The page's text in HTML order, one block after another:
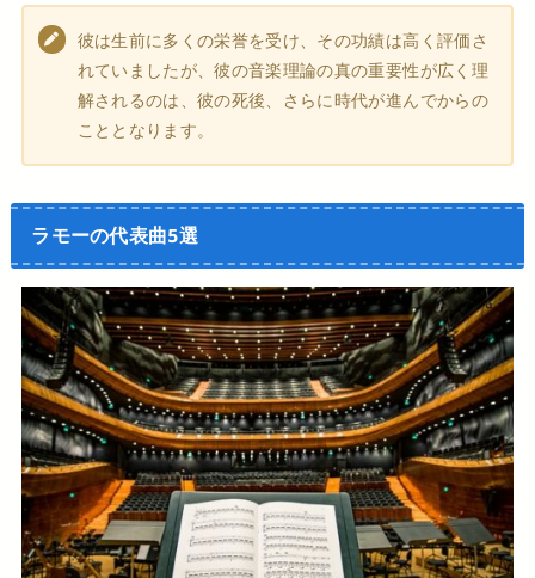
彼は生前に多くの栄誉を受け、その功績は高く評価さ
れていましたが、彼の音楽理論の真の重要性が広く理
解されるのは、彼の死後、さらに時代が進んでからの
こととなります。
ラモーの代表曲5選